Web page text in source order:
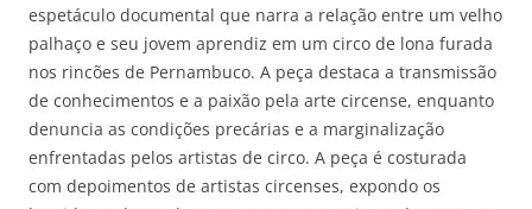
espetáculo documental que narra a relação entre um velho
palhaço e seu jovem aprendiz em um circo de lona furada
nos rincões de Pernambuco. A peça destaca a transmissão
de conhecimentos e a paixão pela arte circense, enquanto
denuncia as condições precárias e a marginalização
enfrentadas pelos artistas de circo. A peça é costurada
com depoimentos de artistas circenses, expondo os